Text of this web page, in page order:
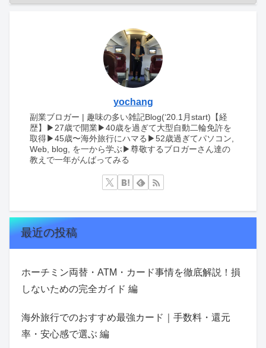
yochang
副業ブロガー | 趣味の多い雑記Blog(‘20.1月start)【経
歴】▶︎27歳で開業▶︎40歳を過ぎて大型自動二輪免許を
取得▶︎45歳〜海外旅行にハマる▶︎52歳過ぎてパソコン,
Web, blog, を一から学ぶ▶︎尊敬するブロガーさん達の
教えで一年がんばってみる
最近の投稿
ホーチミン両替・ATM・カード事情を徹底解説！損
しないための完全ガイド 編
海外旅行でのおすすめ最強カード｜手数料・還元
率・安心感で選ぶ 編